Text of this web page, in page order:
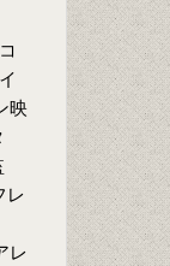
映
レ
レ